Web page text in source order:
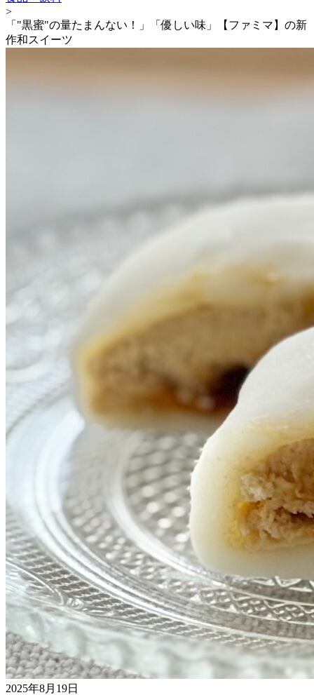
>
「"黒蜜"の量たまんない！」「優しい味」【ファミマ】の新
作和スイーツ
2025年8月19日